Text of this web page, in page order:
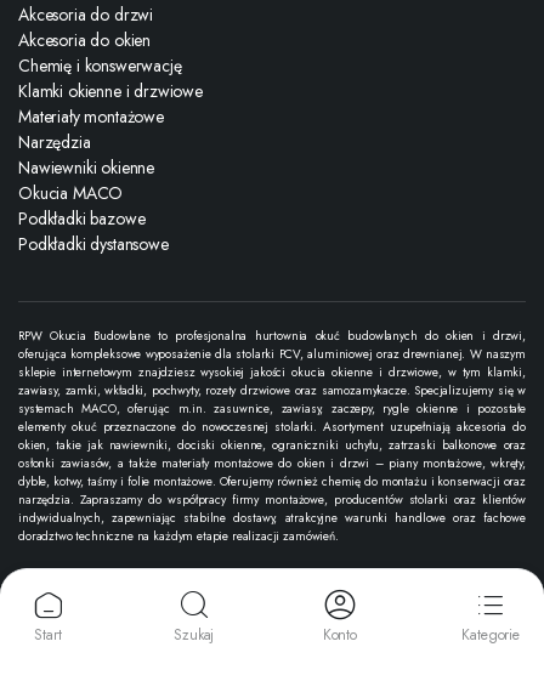
Akcesoria do drzwi
Akcesoria do okien
Chemię i konswerwację
Klamki okienne i drzwiowe
Materiały montażowe
Narzędzia
Nawiewniki okienne
Okucia MACO
Podkładki bazowe
Podkładki dystansowe
RPW Okucia Budowlane to profesjonalna hurtownia okuć budowlanych do okien i drzwi,
oferująca kompleksowe wyposażenie dla stolarki PCV, aluminiowej oraz drewnianej. W naszym
sklepie internetowym znajdziesz wysokiej jakości okucia okienne i drzwiowe, w tym klamki,
zawiasy, zamki, wkładki, pochwyty, rozety drzwiowe oraz samozamykacze. Specjalizujemy się w
systemach MACO, oferując m.in. zasuwnice, zawiasy, zaczepy, rygle okienne i pozostałe
elementy okuć przeznaczone do nowoczesnej stolarki. Asortyment uzupełniają akcesoria do
okien, takie jak nawiewniki, dociski okienne, ograniczniki uchyłu, zatrzaski balkonowe oraz
osłonki zawiasów, a także materiały montażowe do okien i drzwi – piany montażowe, wkręty,
dyble, kotwy, taśmy i folie montażowe. Oferujemy również chemię do montażu i konserwacji oraz
narzędzia. Zapraszamy do współpracy firmy montażowe, producentów stolarki oraz klientów
indywidualnych, zapewniając stabilne dostawy, atrakcyjne warunki handlowe oraz fachowe
doradztwo techniczne na każdym etapie realizacji zamówień.
Copyright 2025 © RPW Okucia Budowlane. Wszystkie prawa zastrzeżone.
Akceptujemy płatności: karty, przelewy online, BLIK i inne metody.
Start Szukaj Konto Kategorie